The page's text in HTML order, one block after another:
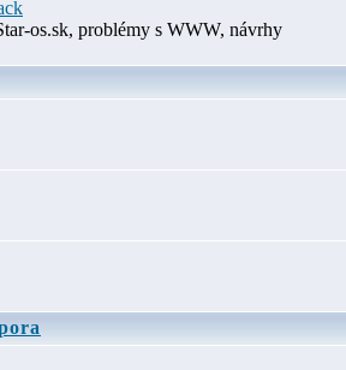
os.sk, problémy s WWW, návrhy